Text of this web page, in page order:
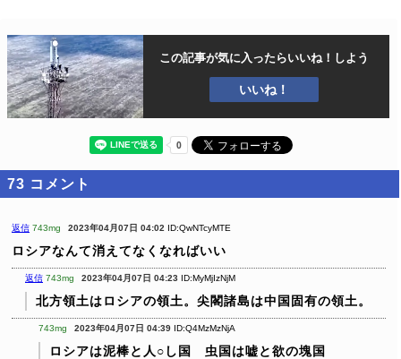
この記事が気に入ったらいいね！しよう
いいね！
73 コメント
返信 743mg 2023年04月07日 04:02 ID:QwNTcyMTE
ロシアなんて消えてなくなればいい
返信 743mg 2023年04月07日 04:23 ID:MyMjIzNjM
北方領土はロシアの領土。尖閣諸島は中国固有の領土。
743mg 2023年04月07日 04:39 ID:Q4MzMzNjA
ロシアは泥棒と人○し国 虫国は嘘と欲の塊国